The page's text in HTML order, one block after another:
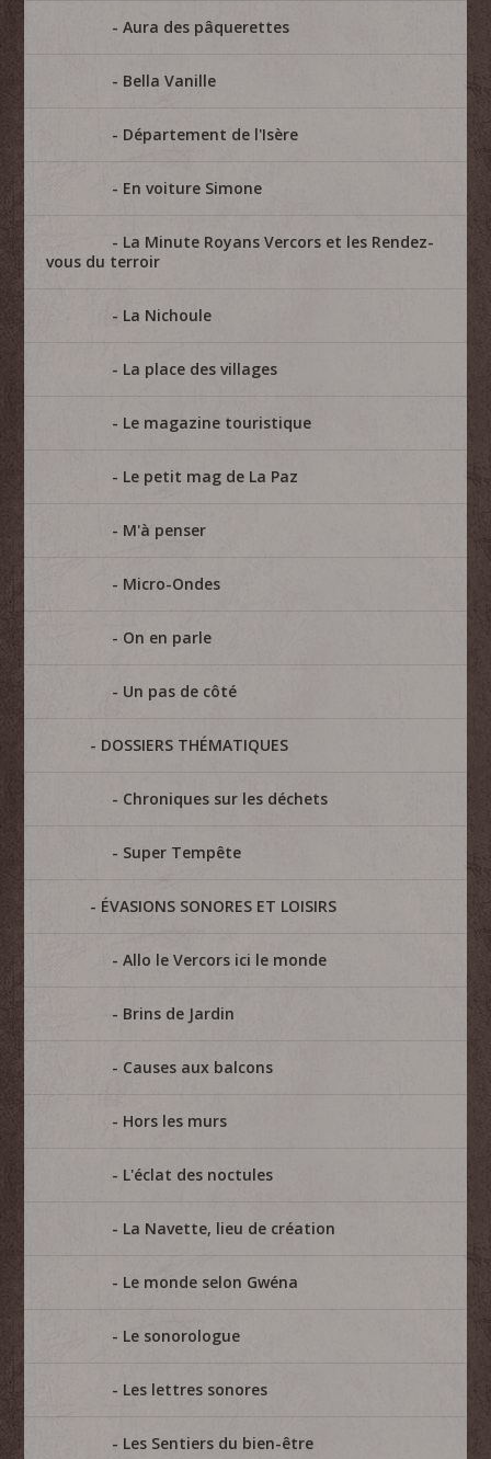
Aura des pâquerettes
Bella Vanille
Département de l'Isère
En voiture Simone
La Minute Royans Vercors et les Rendez-
vous du terroir
La Nichoule
La place des villages
Le magazine touristique
Le petit mag de La Paz
M'à penser
Micro-Ondes
On en parle
Un pas de côté
DOSSIERS THÉMATIQUES
Chroniques sur les déchets
Super Tempête
ÉVASIONS SONORES ET LOISIRS
Allo le Vercors ici le monde
Brins de Jardin
Causes aux balcons
Hors les murs
L'éclat des noctules
La Navette, lieu de création
Le monde selon Gwéna
Le sonorologue
Les lettres sonores
Les Sentiers du bien-être